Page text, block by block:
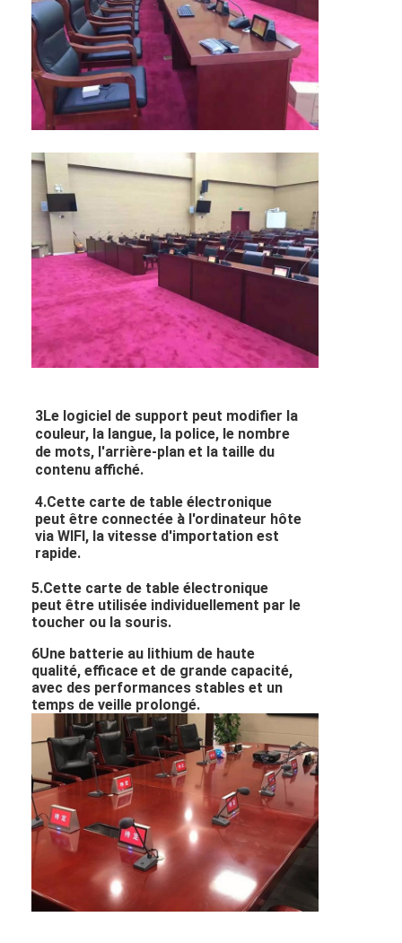
3Le logiciel de support peut modifier la
couleur, la langue, la police, le nombre
de mots, l'arrière-plan et la taille du
contenu affiché.
4.Cette carte de table électronique
peut être connectée à l'ordinateur hôte
via WIFI, la vitesse d'importation est
rapide.
5.Cette carte de table électronique
peut être utilisée individuellement par le
toucher ou la souris.
6Une batterie au lithium de haute
qualité, efficace et de grande capacité,
avec des performances stables et un
temps de veille prolongé.